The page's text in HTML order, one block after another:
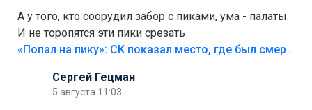
А у того, кто соорудил забор с пиками, ума - палаты.
И не торопятся эти пики срезать
«Попал на пику»: СК показал место, где был смертельно травмирован ребенок в Тольятти
Сергей Гецман
5 августа 11:03